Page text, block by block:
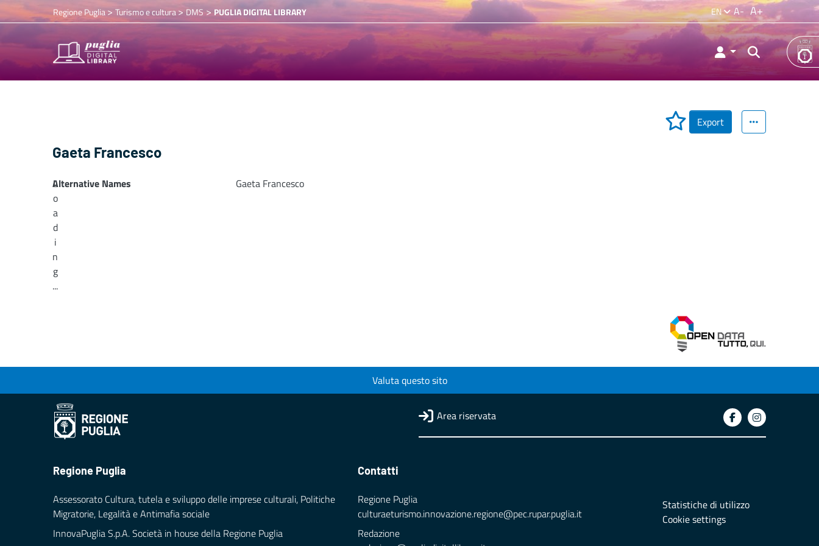
Regione Puglia> Turismo e cultura>DMS > PUGLIA DIGITAL LIBRARY EN A- A+
Export
Gaeta Francesco
L
o
a
d
i
n
g
...
Alternative Names Gaeta Francesco
Valuta questo sito
Area riservata
Regione Puglia
Assessorato Cultura, tutela e sviluppo delle imprese culturali, Politiche
Migratorie, Legalità e Antimafia sociale
InnovaPuglia S.p.A. Società in house della Regione Puglia
Contatti
Regione Puglia
culturaeturismo.innovazione.regione@pec.rupar.puglia.it
Redazione
Statistiche di utilizzo
Cookie settings